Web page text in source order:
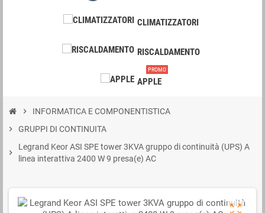
CLIMATIZZATORI
RISCALDAMENTO
APPLE
PROMO
chevron_right
INFORMATICA E COMPONENTISTICA
chevron_right
GRUPPI DI CONTINUITA
chevron_right
Legrand Keor ASI SPE tower 3KVA gruppo di continuità (UPS) A
linea interattiva 2400 W 9 presa(e) AC
zoom_out_map